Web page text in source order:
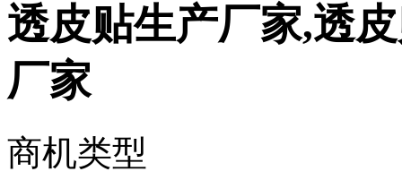
透皮贴生产厂家,透
厂家
商机类型